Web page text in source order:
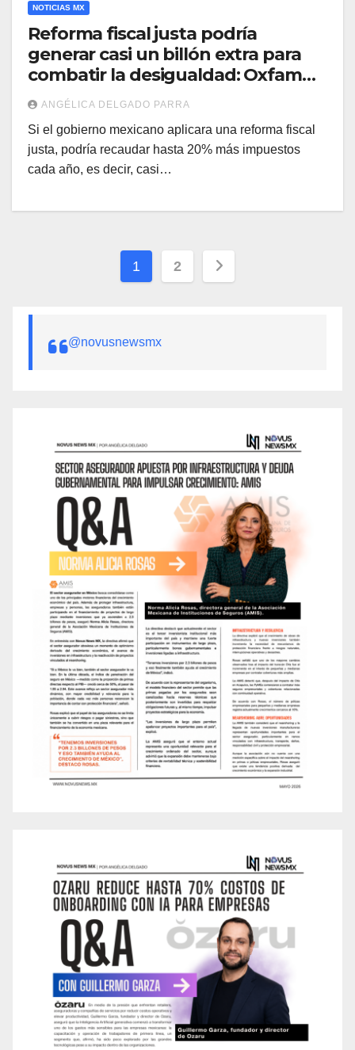
NOTICIAS MX
Reforma fiscal justa podría
generar casi un billón extra para
combatir la desigualdad: Oxfam
México
ANGÉLICA DELGADO PARRA
Si el gobierno mexicano aplicara una reforma fiscal
justa, podría recaudar hasta 20% más impuestos
cada año, es decir, casi…
Paginación
entradas
1 2
@novusnewsmx